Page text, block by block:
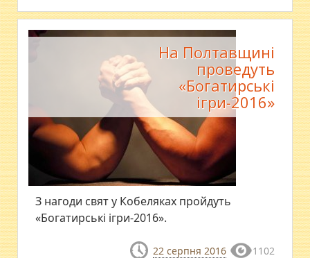
На Полтавщині
проведуть
«Богатирські
ігри-2016»
З нагоди свят у Кобеляках пройдуть
«Богатирські ігри-2016».
22 серпня 2016 1102